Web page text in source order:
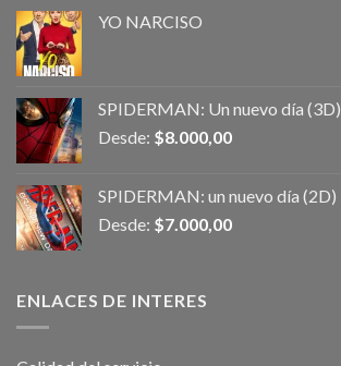
YO NARCISO
SPIDERMAN: Un nuevo día (3D)
Desde: $8.000,00
SPIDERMAN: un nuevo día (2D)
Desde: $7.000,00
ENLACES DE INTERES